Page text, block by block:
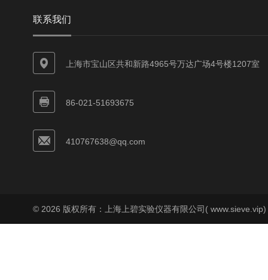
联系我们
上海市宝山区共和新路4965号万达广场4号楼1207室
86-021-51693675
410767638@qq.com
© 2026 版权所有：上海上碧实验仪器有限公司(